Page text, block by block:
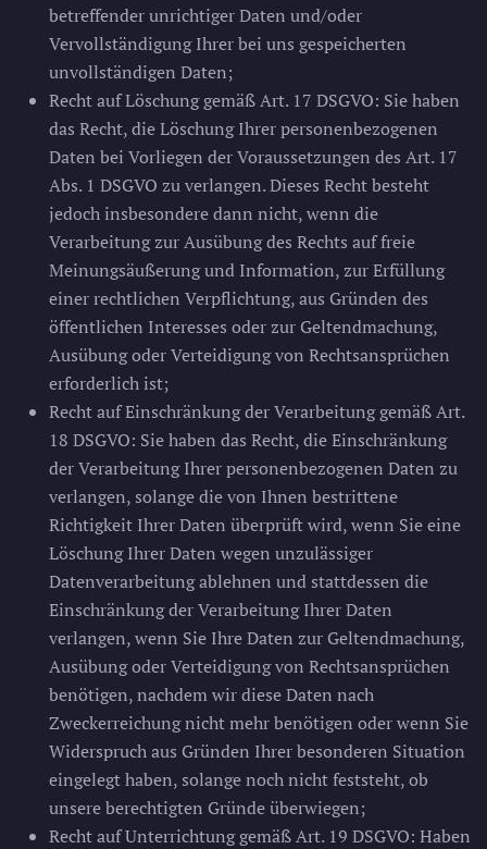
betreffender unrichtiger Daten und/oder
Vervollständigung Ihrer bei uns gespeicherten
unvollständigen Daten;
Recht auf Löschung gemäß Art. 17 DSGVO: Sie haben
das Recht, die Löschung Ihrer personenbezogenen
Daten bei Vorliegen der Voraussetzungen des Art. 17
Abs. 1 DSGVO zu verlangen. Dieses Recht besteht
jedoch insbesondere dann nicht, wenn die
Verarbeitung zur Ausübung des Rechts auf freie
Meinungsäußerung und Information, zur Erfüllung
einer rechtlichen Verpflichtung, aus Gründen des
öffentlichen Interesses oder zur Geltendmachung,
Ausübung oder Verteidigung von Rechtsansprüchen
erforderlich ist;
Recht auf Einschränkung der Verarbeitung gemäß Art.
18 DSGVO: Sie haben das Recht, die Einschränkung
der Verarbeitung Ihrer personenbezogenen Daten zu
verlangen, solange die von Ihnen bestrittene
Richtigkeit Ihrer Daten überprüft wird, wenn Sie eine
Löschung Ihrer Daten wegen unzulässiger
Datenverarbeitung ablehnen und stattdessen die
Einschränkung der Verarbeitung Ihrer Daten
verlangen, wenn Sie Ihre Daten zur Geltendmachung,
Ausübung oder Verteidigung von Rechtsansprüchen
benötigen, nachdem wir diese Daten nach
Zweckerreichung nicht mehr benötigen oder wenn Sie
Widerspruch aus Gründen Ihrer besonderen Situation
eingelegt haben, solange noch nicht feststeht, ob
unsere berechtigten Gründe überwiegen;
Recht auf Unterrichtung gemäß Art. 19 DSGVO: Haben